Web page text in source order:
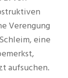
Verengung
eine
aufsuchen.